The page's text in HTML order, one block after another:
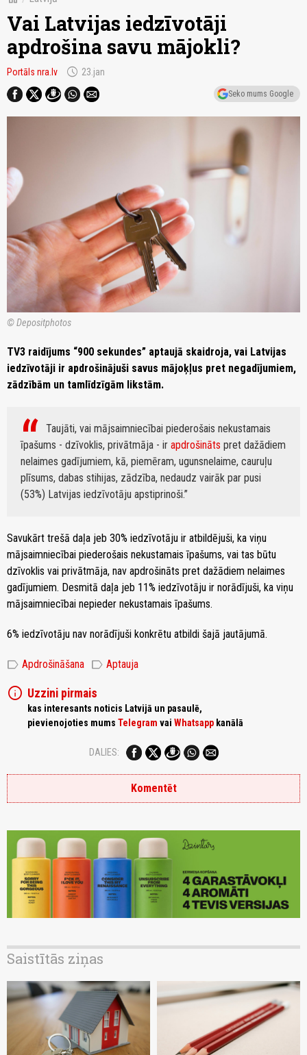
Vai Latvijas iedzīvotāji
apdrošina savu mājokli?
Portāls nra.lv schedule 23.jan
Seko mums Google
© Depositphotos
TV3 raidījums “900 sekundes” aptaujā skaidroja, vai Latvijas
iedzīvotāji ir apdrošinājuši savus mājoķļus pret negadījumiem,
zādzībām un tamlīdzīgām likstām.
Taujāti, vai mājsaimniecībai piederošais nekustamais
īpašums - dzīvoklis, privātmāja - ir apdrošināts pret dažādiem
nelaimes gadījumiem, kā, piemēram, ugunsnelaime, cauruļu
plīsums, dabas stihijas, zādzība, nedaudz vairāk par pusi
(53%) Latvijas iedzīvotāju apstiprinoši.
Savukārt trešā daļa jeb 30% iedzīvotāju ir atbildējuši, ka viņu
mājsaimniecībai piederošais nekustamais īpašums, vai tas būtu
dzīvoklis vai privātmāja, nav apdrošināts pret dažādiem nelaimes
gadījumiem. Desmitā daļa jeb 11% iedzīvotāju ir norādījuši, ka viņu
mājsaimniecībai nepieder nekustamais īpašums.
6% iedzīvotāju nav norādījuši konkrētu atbildi šajā jautājumā.
label Apdrošināšana label Aptauja
info Uzzini pirmais
kas interesants noticis Latvijā un pasaulē,
pievienojoties mums Telegram vai Whatsapp kanālā
DALIES:
Komentēt
Saistītās ziņas